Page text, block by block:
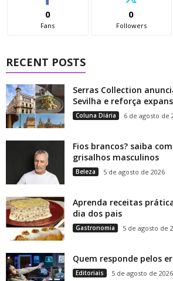
0
Fans
0
Followers
RECENT POSTS
Serras Collection
Sevilha e reforça
Coluna Diária 6 de agosto de
Fios brancos? saiba
grisalhos masculinos
Beleza 5 de agosto de 2026
Aprenda receitas
dia dos pais
Gastronomia 5 de agosto de
Quem responde pelos
Editoriais 5 de agosto de 2026